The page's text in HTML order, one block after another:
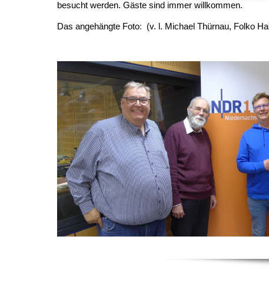
besucht werden. Gäste sind immer willkommen.
Das angehängte Foto: (v. l. Michael Thürnau, Folko